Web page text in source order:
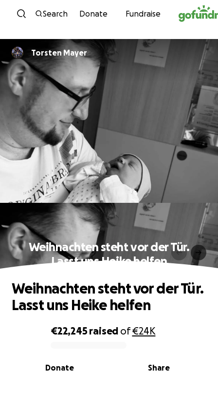
Skip to content
Search Donate Fundraise
Torsten Mayer
Weihnachten steht vor der Tür.
Lasst uns Heike helfen
0% complete
€22,245 raised of€24K
Share
Donate
Weihnachten steht vor der Tür.
Lasst uns Heike helfen